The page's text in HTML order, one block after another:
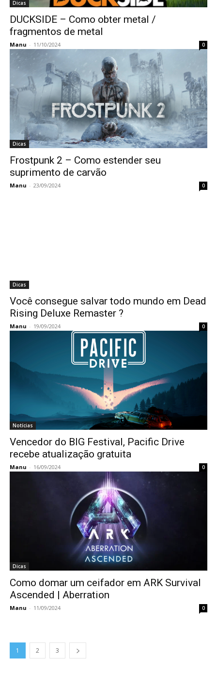
Dicas
DUCKSIDE – Como obter metal /
fragmentos de metal
Manu - 11/10/2024 0
Dicas
Frostpunk 2 – Como estender seu
suprimento de carvão
Manu - 23/09/2024 0
Dicas
Você consegue salvar todo mundo em Dead
Rising Deluxe Remaster ?
Manu - 19/09/2024 0
Notícias
Vencedor do BIG Festival, Pacific Drive
recebe atualização gratuita
Manu - 16/09/2024 0
Dicas
Como domar um ceifador em ARK Survival
Ascended | Aberration
Manu - 11/09/2024 0
1 2 3